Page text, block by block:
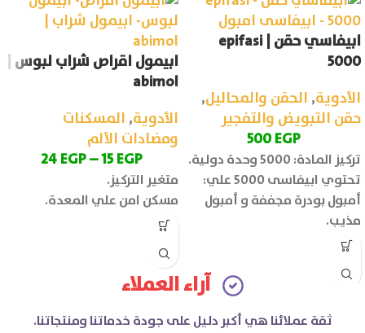
ابيفاسي حقن | epifasi
5000
الأدوية, الحقن والمحاليل,
حقن التبويض والتفجير
500EGP
تركيز المادة: 5000 وحدة دولية.
تحتوي ابيفاسى 5000 علي:
أمبول بودرة مجففة و أمبول
مذيب.
ابيمول اقراص شراب لبوس |
abimol
الأدوية, المسكنات
ومضادات الألم
15EGP
–
24EGP
متغير التركيز.
مسكن امن علي المعدة.
آراء العملاء
ثقة عملائنا هي أكبر دليل على جودة خدماتنا ومنتجاتنا.